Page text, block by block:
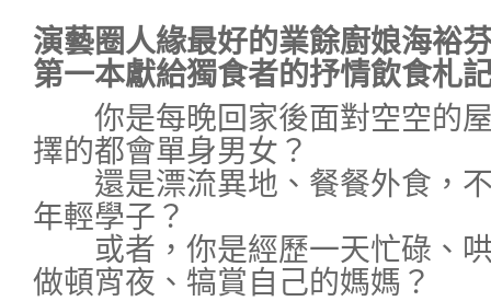
演藝圈人緣最好的業餘廚娘海裕
第一本獻給獨食者的抒情飲食札
你是每晚回家後面對空空的屋
擇的都會單身男女？
還是漂流異地、餐餐外食，不
年輕學子？
或者，你是經歷一天忙碌、哄
做頓宵夜、犒賞自己的媽媽？